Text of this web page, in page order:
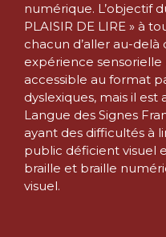
numérique. L’objectif
PLAISIR DE LIRE » à
chacun d’aller au-
expérience sensorielle
accessible au format
dyslexiques, mais il est
Langue des Signes
ayant des difficultés à
public déficient visuel
braille et braille
visuel.